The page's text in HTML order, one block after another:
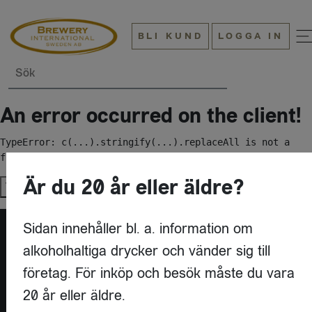
BLI KUND LOGGA IN
Sök
An error occurred on the client!
TypeError: c(...).stringify(...).replaceAll is not a
function
Try again
KONTAKT
Är du 20 år eller äldre?
Sidan innehåller bl. a. information om
alkoholhaltiga drycker och vänder sig till
företag. För inköp och besök måste du vara
20 år eller äldre.